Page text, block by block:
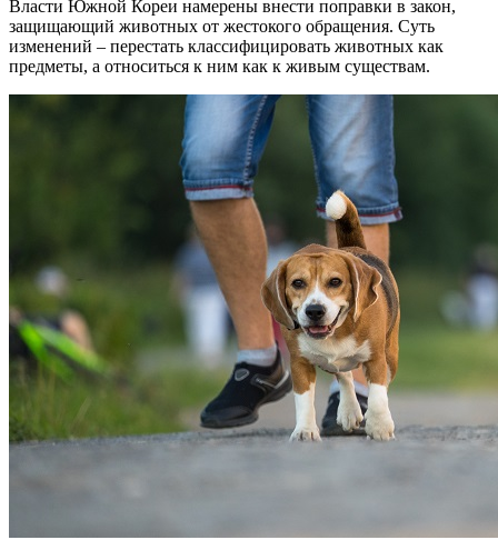
Власти Южной Кореи намерены внести поправки в закон,
защищающий животных от жестокого обращения. Суть
изменений – перестать классифицировать животных как
предметы, а относиться к ним как к живым существам.